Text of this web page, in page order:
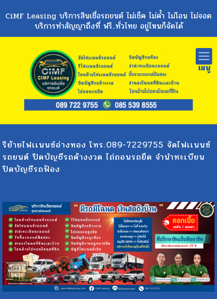
CiMF Leasing บริการสินเชื่อรถยนต์ ไม่เช็ค ไม่ค้ำ ไม่โอน ไม่จอด
บริการทำสัญญาถึงที่ ฟรี..ทั่วไทย อยู่ไหนก็จัดได้
รีย้ายไฟเเนนซ์อ่างทอง โทร.089-7229755 จัดไฟเเนนซ์
รถยนต์ ปิดบัญชีรถค้างงวด ไถ่ถอนรถยึด จำนำทะเบียน
ปิดบัญชีรถฟ้อง